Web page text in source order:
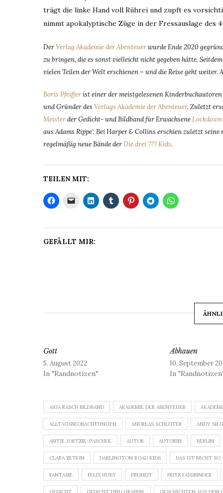
trägt die linke Hand voll Rührei und zupft es
nimmt apokalyptische Züge in der Fressauslage des
DerVerlag Akademie der Abenteuerwurde Ende 2020
zu bringen, die es sonst vielleicht nicht gegeben hätte.
vielen Teilen der Welt erschienen – und die Reise geht weiter.
Boris Pfeifferist einer der meistgelesenen
und Gründer des Verlags Akademie der Abenteuer. Zuletzt
Meisterder Gedicht- und Bildband für Erwachsene
aus Adams Rippe‘. Bei Harper & Collins erschien zuletzt
regelmäßig neue Bände derDie drei ??? Kids.
TEILEN MIT:
GEFÄLLT MIR:
Gott
5. August 2022
In "Randnotizen"
Abhauen
10. September
In
AIGA RASCH BILDBAND AKADEMIE DER ABENTEUER
ALLTAGSBEOBACHTUNGEN ANDREAS SCHLÜTER ANDY
ANTJE JORTZIK-PASCHEK AUTOR AUTORIN BERLIN
CLARA ZETKIN DARLINGTON ROAD KIDS DAS IST NICHT SO
FANTASIE FELIX HUBY FREIHEIT FRITZ FASSBINDER